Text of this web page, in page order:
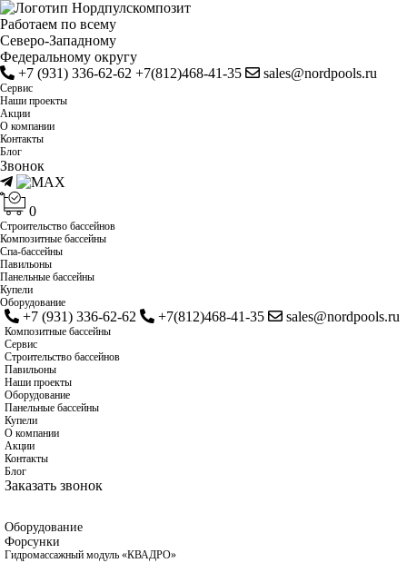
Работаем по всему
Cеверо-Западному
Федеральному округу
+7 (931) 336-62-62 +7(812)468-41-35 sales@nordpools.ru
Cервис
Наши проекты
Акции
О компании
Контакты
Блог
Звонок
0
Строительство бассейнов
Композитные бассейны
Спа-бассейны
Павильоны
Панельные бассейны
Купели
Оборудование
+7 (931) 336-62-62 +7(812)468-41-35 sales@nordpools.ru
Композитные бассейны
Cервис
Строительство бассейнов
Павильоны
Наши проекты
Оборудование
Панельные бассейны
Купели
О компании
Акции
Контакты
Блог
Заказать звонок
Оборудование
Форсунки
Гидромассажный модуль «КВАДРО»